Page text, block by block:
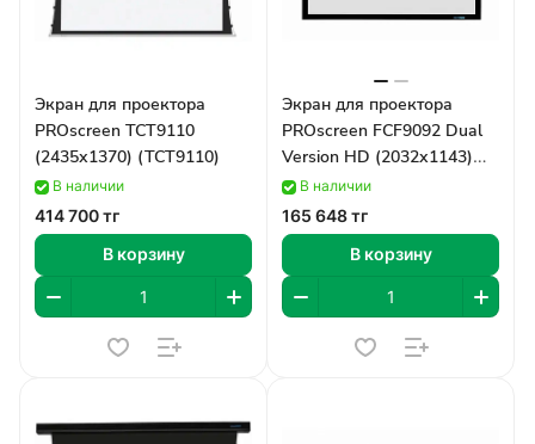
Экран для проектора
PROscreen TCT9110
(2435х1370) (TCT9110)
В наличии
414 700 тг
В корзину
Экран для проектора
PROscreen FCF9092 Dual
Version HD (2032х1143)
(FCF9092)
В наличии
165 648 тг
В корзину